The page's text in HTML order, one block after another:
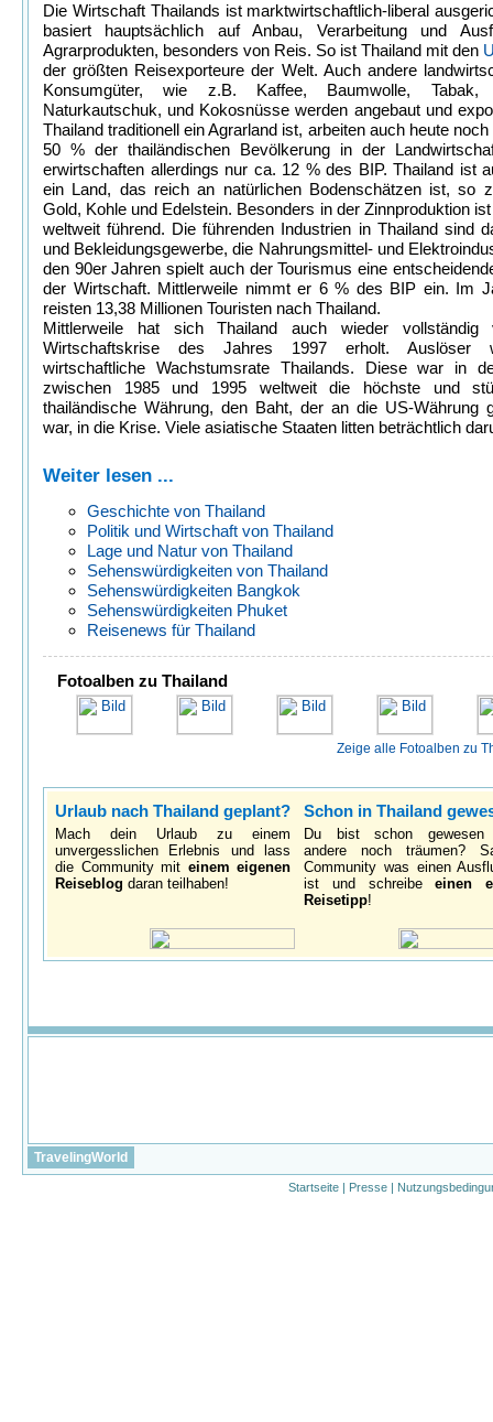
Die Wirtschaft Thailands ist marktwirtschaftlich-liberal
basiert hauptsächlich auf Anbau, Verarbeitung und
Agrarprodukten, besonders von Reis. So ist Thailand mit den
der größten Reisexporteure der Welt. Auch andere
Konsumgüter, wie z.B. Kaffee, Baumwolle, Tabak,
Naturkautschuk, und Kokosnüsse werden angebaut und
Thailand traditionell ein Agrarland ist, arbeiten auch heute
50 % der thailändischen Bevölkerung in der
erwirtschaften allerdings nur ca. 12 % des BIP. Thailand ist
ein Land, das reich an natürlichen Bodenschätzen ist, so
Gold, Kohle und Edelstein. Besonders in der Zinnproduktion
weltweit führend. Die führenden Industrien in Thailand sind
und Bekleidungsgewerbe, die Nahrungsmittel- und
den 90er Jahren spielt auch der Tourismus eine
der Wirtschaft. Mittlerweile nimmt er 6 % des BIP ein. Im
reisten 13,38 Millionen Touristen nach Thailand.
Mittlerweile hat sich Thailand auch wieder vollständig
Wirtschaftskrise des Jahres 1997 erholt. Auslöser
wirtschaftliche Wachstumsrate Thailands. Diese war in
zwischen 1985 und 1995 weltweit die höchste und
thailändische Währung, den Baht, der an die US-Währung
war, in die Krise. Viele asiatische Staaten litten beträchtlich
Weiter lesen ...
Geschichte von Thailand
Politik und Wirtschaft von Thailand
Lage und Natur von Thailand
Sehenswürdigkeiten von Thailand
Sehenswürdigkeiten Bangkok
Sehenswürdigkeiten Phuket
Reisenews für Thailand
Fotoalben zu Thailand
Zeige alle Fotoalben zu
Urlaub nach Thailand geplant?
Mach dein Urlaub zu einem
unvergesslichen Erlebnis und lass
die Community mit einem eigenen
Reiseblog daran teilhaben!
Schon in Thailand
Du bist schon gewesen
andere noch träumen?
Community was einen
ist und schreibeeinen
Reisetipp!
TravelingWorld
Startseite | Presse |